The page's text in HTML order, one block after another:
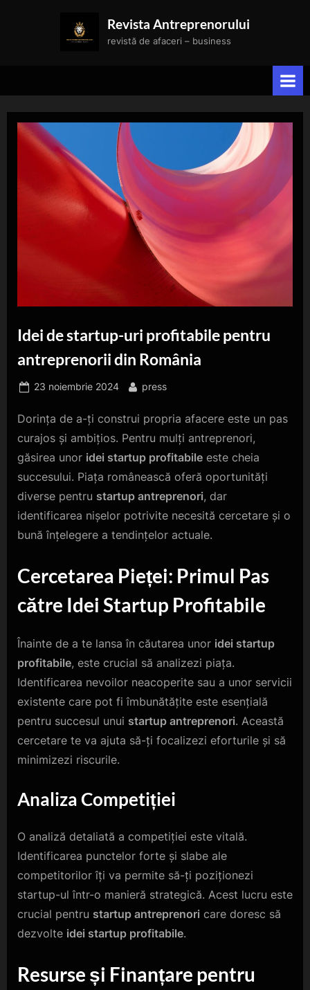
Revista Antreprenorului
revistă de afaceri – business
Idei de startup-uri profitabile pentru
antreprenorii din România
Posted
23 noiembrie 2024 By
press
Dorința de a-ți construi propria afacere este un pas
curajos și ambițios. Pentru mulți antreprenori,
găsirea unor idei startup profitabile este cheia
succesului. Piața românească oferă oportunități
diverse pentru startup antreprenori, dar
identificarea nișelor potrivite necesită cercetare și o
bună înțelegere a tendințelor actuale.
Cercetarea Pieței: Primul Pas
către Idei Startup Profitabile
Înainte de a te lansa în căutarea unor idei startup
profitabile, este crucial să analizezi piața.
Identificarea nevoilor neacoperite sau a unor servicii
existente care pot fi îmbunătățite este esențială
pentru succesul unui startup antreprenori. Această
cercetare te va ajuta să-ți focalizezi eforturile și să
minimizezi riscurile.
Analiza Competiției
O analiză detaliată a competiției este vitală.
Identificarea punctelor forte și slabe ale
competitorilor îți va permite să-ți poziționezi
startup-ul într-o manieră strategică. Acest lucru este
crucial pentru startup antreprenori care doresc să
dezvolte idei startup profitabile.
Resurse și Finanțare pentru